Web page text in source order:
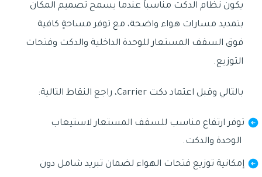
يكون نظام الدكت مناسباً عندما يسمح تصميم المكان
بتمديد مسارات هواء واضحة، مع توفر مساحةٍ كافية
فوق السقف المستعار للوحدة الداخلية والدكت وفتحات
التوزيع.
بالتالي وقبل اعتماد دكت Carrier، راجع النقاط التالية:
توفر ارتفاع مناسب للسقف المستعار لاستيعاب
الوحدة والدكت.
إمكانية توزيع فتحات الهواء لضمان تبريد شامل دون